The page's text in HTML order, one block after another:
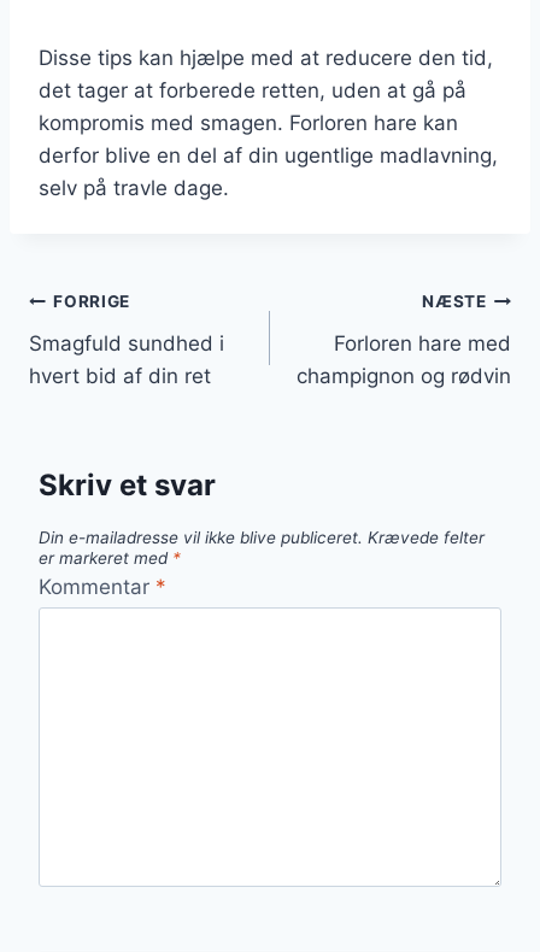
Disse tips kan hjælpe med at reducere den tid,
det tager at forberede retten, uden at gå på
kompromis med smagen. Forloren hare kan
derfor blive en del af din ugentlige madlavning,
selv på travle dage.
Indlægsnavigation
FORRIGE
Smagfuld sundhed i
hvert bid af din ret
NÆSTE
Forloren hare med
champignon og rødvin
Skriv et svar
Din e-mailadresse vil ikke blive publiceret. Krævede felter
er markeret med *
Kommentar *